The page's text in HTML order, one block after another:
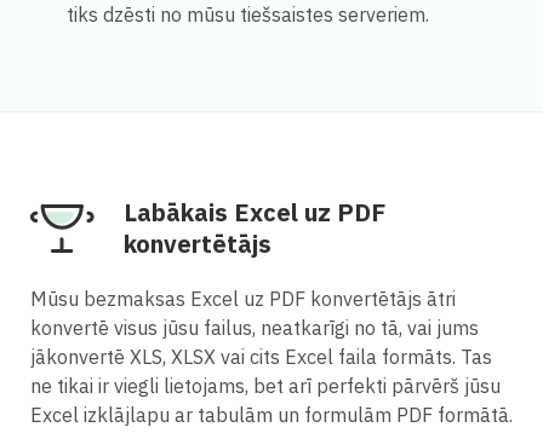
tiks dzēsti no mūsu tiešsaistes serveriem.
Labākais Excel uz PDF
konvertētājs
Mūsu bezmaksas Excel uz PDF konvertētājs ātri
konvertē visus jūsu failus, neatkarīgi no tā, vai jums
jākonvertē XLS, XLSX vai cits Excel faila formāts. Tas
ne tikai ir viegli lietojams, bet arī perfekti pārvērš jūsu
Excel izklājlapu ar tabulām un formulām PDF formātā.